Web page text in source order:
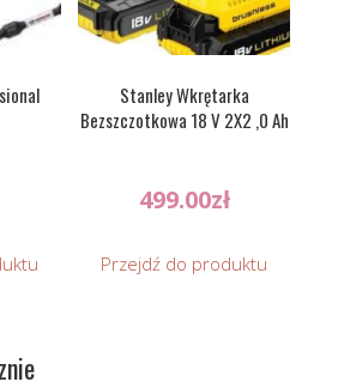
Stanley Wkrętarka
Bezszczotkowa 18 V 2X2 ,0 Ah
499.00zł
Przejdź do produktu